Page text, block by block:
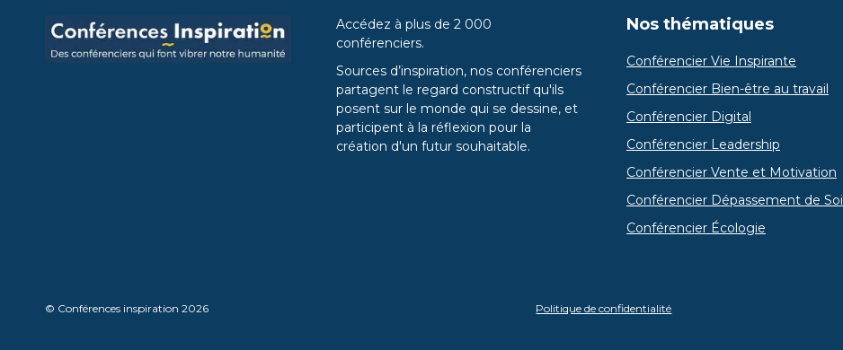
Accédez à plus de 2 000
conférenciers.
Sources d’inspiration, nos conférenciers
partagent le regard constructif qu'ils
posent sur le monde qui se dessine, et
participent à la réflexion pour la
création d'un futur souhaitable.
Nos thématiques
Conférencier Vie Inspirante
Conférencier Bien-être au travail
Conférencier Digital
Conférencier Leadership
Conférencier Vente et Motivation
Conférencier Dépassement de Soi
Conférencier Écologie
© Conférences inspiration 2026 Politique de confidentialité